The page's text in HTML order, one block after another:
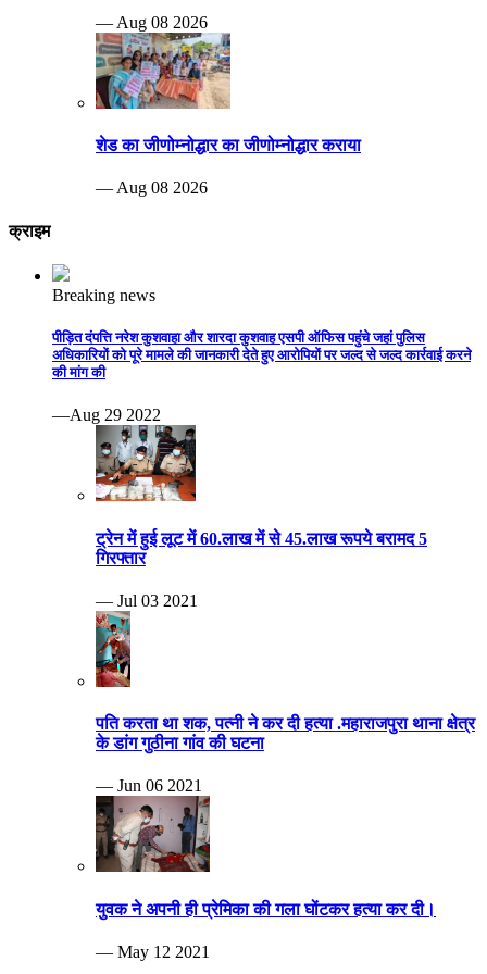
— Aug 08 2026
शेड का जीणोम्नोद्धार का जीणोम्नोद्धार कराया
— Aug 08 2026
क्राइम
Breaking news
पीड़ित दंपत्ति नरेश कुशवाहा और शारदा कुशवाह एसपी ऑफिस पहुंचे जहां पुलिस
अधिकारियों को पूरे मामले की जानकारी देते हुए आरोपियों पर जल्द से जल्द कार्रवाई करने
की मांग की
—Aug 29 2022
ट्रेन में हुई लूट में 60.लाख में से 45.लाख रूपये बरामद 5
गिरफ्तार
— Jul 03 2021
पति करता था शक, पत्नी ने कर दी हत्या .महाराजपुरा थाना क्षेत्र
के डांग गुठीना गांव की घटना
— Jun 06 2021
युवक ने अपनी ही प्रेमिका की गला घोंटकर हत्या कर दी।
— May 12 2021